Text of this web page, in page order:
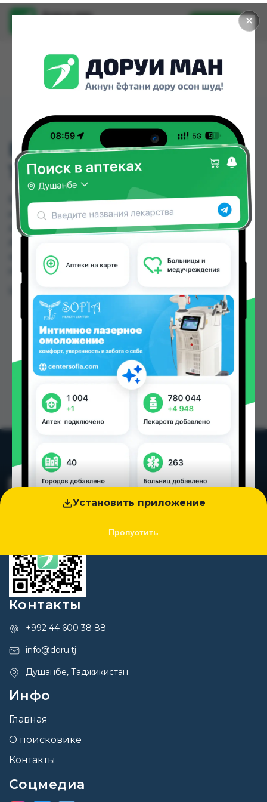
✕
Установить приложение
Пропустить
Доруи ман
Установить
ВИФЕРОН-1 СВ.
150000МЕ №10
ВИФЕРОН-1 СВ. 150000МЕ №10 можно купить
или заказать в аптеках, Абубакри Карим,
Авиценна, АЗИЗ ВАКО , Алишер-К, Аптека + 24/7,
44.00 TJS до 57.50 TJS в Душанбе и других
городах Таджикистана
Контакты
+992 44 600 38 88
info@doru.tj
Душанбе, Таджикистан
Инфо
Главная
О поисковике
Контакты
Соцмедиа